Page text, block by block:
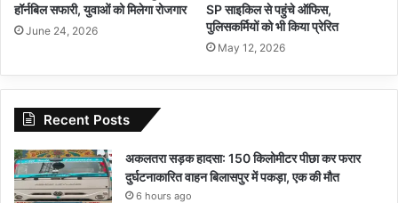
हॉर्नबिल सफारी, युवाओं को मिलेगा रोजगार
June 24, 2026
SP साइकिल से पहुंचे ऑफिस,
पुलिसकर्मियों को भी किया प्रेरित
May 12, 2026
Recent Posts
अकलतरा सड़क हादसा: 150 किलोमीटर पीछा कर फरार
दुर्घटनाकारित वाहन बिलासपुर में पकड़ा, एक की मौत
6 hours ago